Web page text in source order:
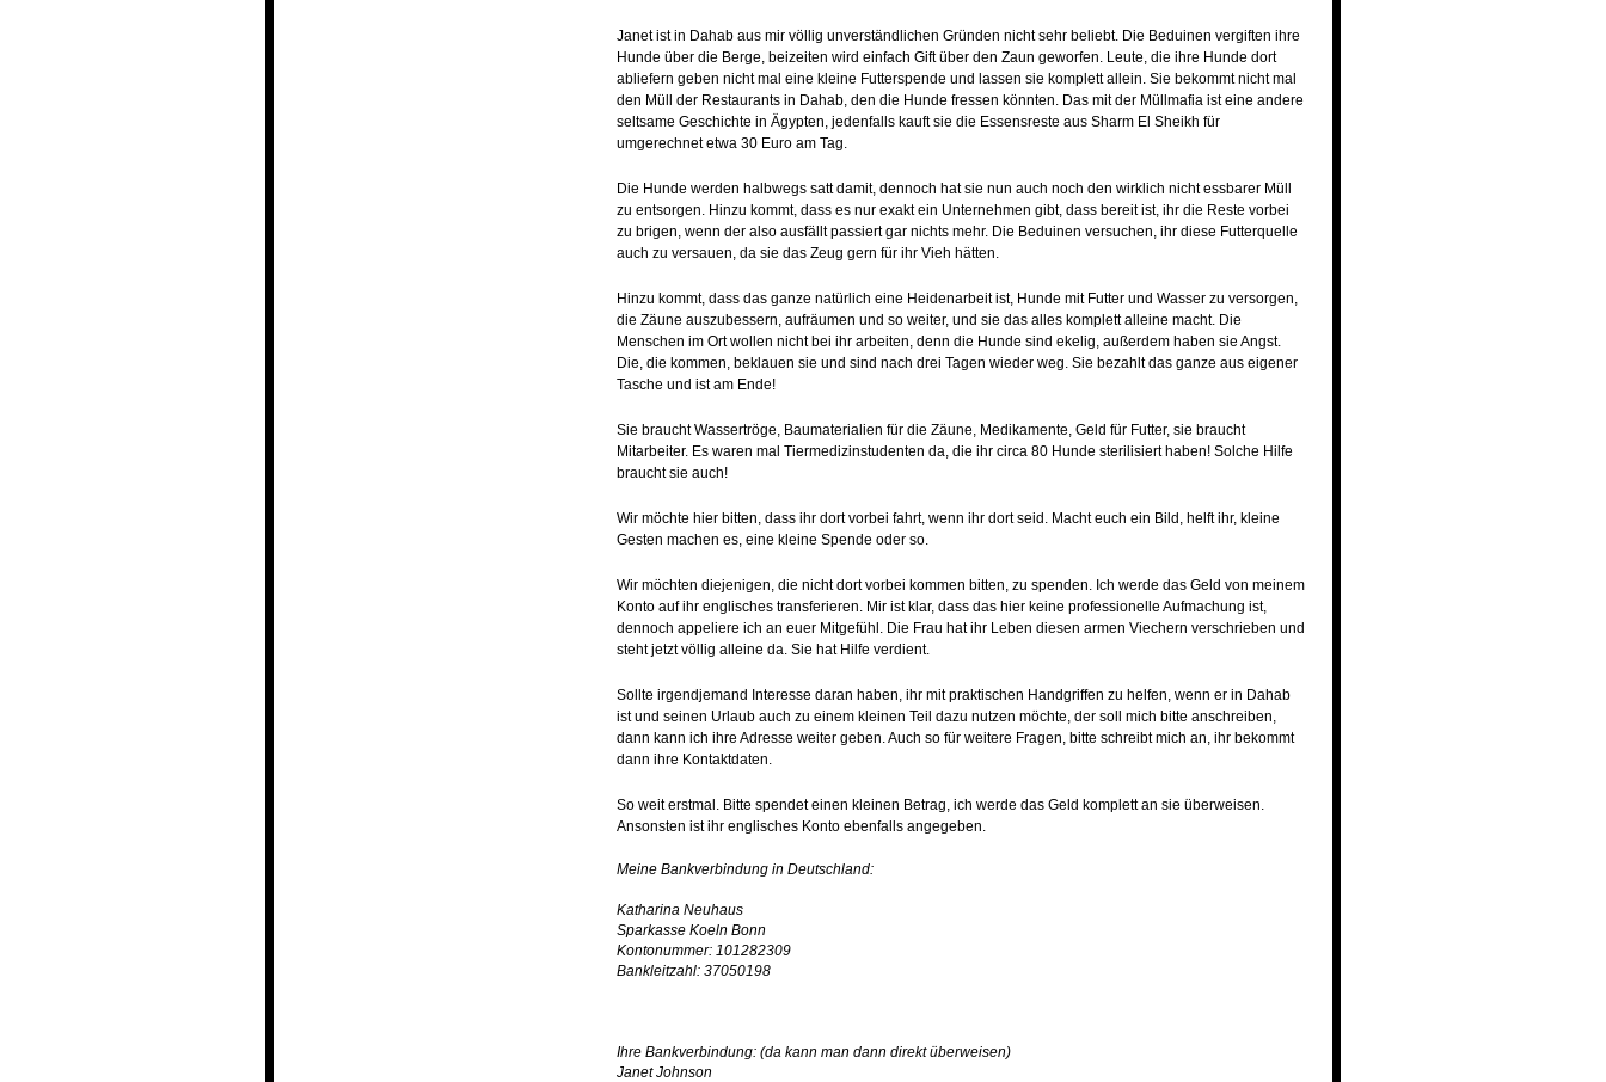
Janet ist in Dahab aus mir völlig unverständlichen Gründen nicht sehr beliebt. Die Beduinen vergiften ihre
Hunde über die Berge, beizeiten wird einfach Gift über den Zaun geworfen. Leute, die ihre Hunde dort
abliefern geben nicht mal eine kleine Futterspende und lassen sie komplett allein. Sie bekommt nicht mal
den Müll der Restaurants in Dahab, den die Hunde fressen könnten. Das mit der Müllmafia ist eine andere
seltsame Geschichte in Ägypten, jedenfalls kauft sie die Essensreste aus Sharm El Sheikh für
umgerechnet etwa 30 Euro am Tag.
Die Hunde werden halbwegs satt damit, dennoch hat sie nun auch noch den wirklich nicht essbarer Müll
zu entsorgen. Hinzu kommt, dass es nur exakt ein Unternehmen gibt, dass bereit ist, ihr die Reste vorbei
zu brigen, wenn der also ausfällt passiert gar nichts mehr. Die Beduinen versuchen, ihr diese Futterquelle
auch zu versauen, da sie das Zeug gern für ihr Vieh hätten.
Hinzu kommt, dass das ganze natürlich eine Heidenarbeit ist, Hunde mit Futter und Wasser zu versorgen,
die Zäune auszubessern, aufräumen und so weiter, und sie das alles komplett alleine macht. Die
Menschen im Ort wollen nicht bei ihr arbeiten, denn die Hunde sind ekelig, außerdem haben sie Angst.
Die, die kommen, beklauen sie und sind nach drei Tagen wieder weg. Sie bezahlt das ganze aus eigener
Tasche und ist am Ende!
Sie braucht Wassertröge, Baumaterialien für die Zäune, Medikamente, Geld für Futter, sie braucht
Mitarbeiter. Es waren mal Tiermedizinstudenten da, die ihr circa 80 Hunde sterilisiert haben! Solche Hilfe
braucht sie auch!
Wir möchte hier bitten, dass ihr dort vorbei fahrt, wenn ihr dort seid. Macht euch ein Bild, helft ihr, kleine
Gesten machen es, eine kleine Spende oder so.
Wir möchten diejenigen, die nicht dort vorbei kommen bitten, zu spenden. Ich werde das Geld von meinem
Konto auf ihr englisches transferieren. Mir ist klar, dass das hier keine professionelle Aufmachung ist,
dennoch appeliere ich an euer Mitgefühl. Die Frau hat ihr Leben diesen armen Viechern verschrieben und
steht jetzt völlig alleine da. Sie hat Hilfe verdient.
Sollte irgendjemand Interesse daran haben, ihr mit praktischen Handgriffen zu helfen, wenn er in Dahab
ist und seinen Urlaub auch zu einem kleinen Teil dazu nutzen möchte, der soll mich bitte anschreiben,
dann kann ich ihre Adresse weiter geben. Auch so für weitere Fragen, bitte schreibt mich an, ihr bekommt
dann ihre Kontaktdaten.
So weit erstmal. Bitte spendet einen kleinen Betrag, ich werde das Geld komplett an sie überweisen.
Ansonsten ist ihr englisches Konto ebenfalls angegeben.
Meine Bankverbindung in Deutschland:
Katharina Neuhaus
Sparkasse Koeln Bonn
Kontonummer: 101282309
Bankleitzahl: 37050198
Ihre Bankverbindung: (da kann man dann direkt überweisen)
Janet Johnson